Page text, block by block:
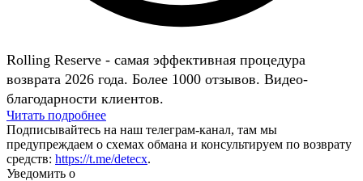
Rolling Reserve - самая эффективная процедура
возврата 2026 года. Более 1000 отзывов. Видео-
благодарности клиентов.
Читать подробнее
Подписывайтесь на наш телеграм-канал, там мы
предупреждаем о схемах обмана и консультируем по возврату
средств: https://t.me/detecx.
Уведомить о